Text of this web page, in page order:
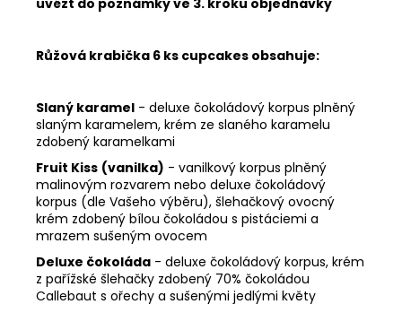
Růžová krabička 6 ks cupcakes obsahuje:
Slaný karamel - deluxe čokoládový korpus plněný
slaným karamelem, krém ze slaného karamelu
zdobený karamelkami
Fruit Kiss (vanilka) - vanilkový korpus plněný
malinovým rozvarem nebo deluxe čokoládový
korpus (dle Vašeho výběru), šlehačkový ovocný
krém zdobený bílou čokoládou s pistáciemi a
mrazem sušeným ovocem
Deluxe čokoláda - deluxe čokoládový korpus, krém
z pařížské šlehačky zdobený 70% čokoládou
Callebaut s ořechy a sušenými jedlými květy